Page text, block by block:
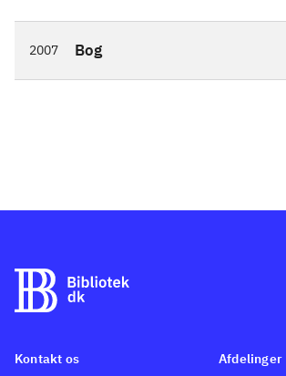
2007 Bog
Kontakt os
Afdelinger